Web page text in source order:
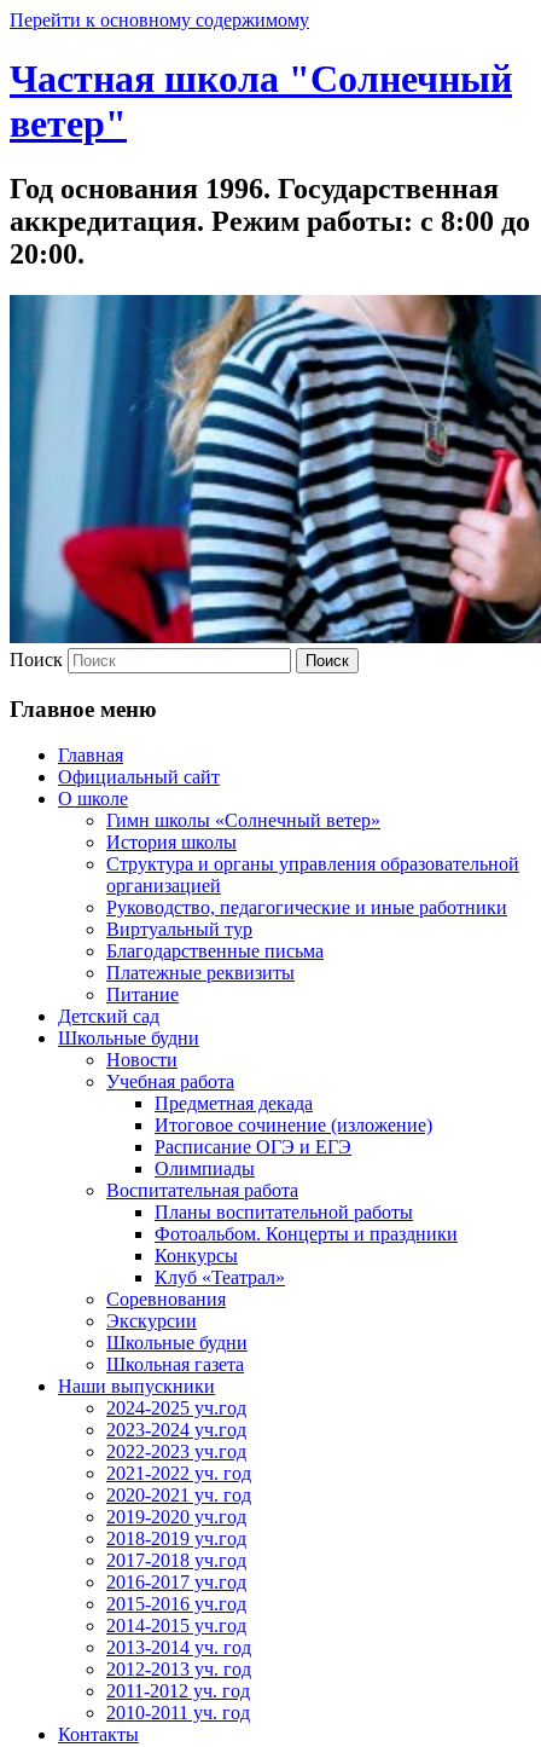
Перейти к основному содержимому
Частная школа "Солнечный
ветер"
Год основания 1996. Государственная
аккредитация. Режим работы: с 8:00 до
20:00.
Поиск
Главное меню
Главная
Официальный сайт
О школе
Гимн школы «Солнечный ветер»
История школы
Структура и органы управления образовательной
организацией
Руководство, педагогические и иные работники
Виртуальный тур
Благодарственные письма
Платежные реквизиты
Питание
Детский сад
Школьные будни
Новости
Учебная работа
Предметная декада
Итоговое сочинение (изложение)
Расписание ОГЭ и ЕГЭ
Олимпиады
Воспитательная работа
Планы воспитательной работы
Фотоальбом. Концерты и праздники
Конкурсы
Клуб «Театрал»
Соревнования
Экскурсии
Школьные будни
Школьная газета
Наши выпускники
2024-2025 уч.год
2023-2024 уч.год
2022-2023 уч.год
2021-2022 уч. год
2020-2021 уч. год
2019-2020 уч.год
2018-2019 уч.год
2017-2018 уч.год
2016-2017 уч.год
2015-2016 уч.год
2014-2015 уч.год
2013-2014 уч. год
2012-2013 уч. год
2011-2012 уч. год
2010-2011 уч. год
Контакты